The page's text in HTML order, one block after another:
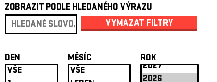
DIVADLO
OFF
O
PROJEKTY
ZOBRAZIT PODLE HLEDANÉHO VÝRAZU
VYMAZAT FILTRY
DEN MĚSÍC ROK